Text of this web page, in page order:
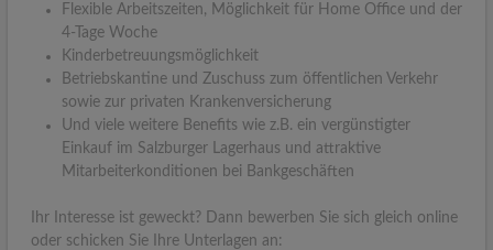
Flexible Arbeitszeiten, Möglichkeit für Home Office und der
4-Tage Woche
Kinderbetreuungsmöglichkeit
Betriebskantine und Zuschuss zum öffentlichen Verkehr
sowie zur privaten Krankenversicherung
Und viele weitere Benefits wie z.B. ein vergünstigter
Einkauf im Salzburger Lagerhaus und attraktive
Mitarbeiterkonditionen bei Bankgeschäften ​
Ihr Interesse ist geweckt? Dann bewerben Sie sich gleich online
oder schicken Sie Ihre Unterlagen an: